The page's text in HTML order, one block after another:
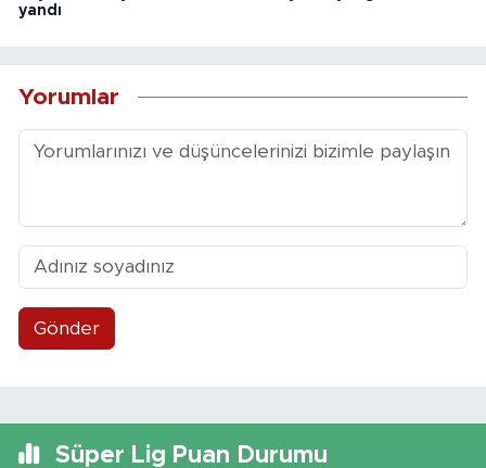
yandı
Yorumlar
Gönder
Süper Lig Puan Durumu